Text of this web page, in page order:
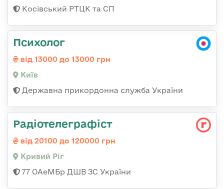
Косівський РТЦК та СП
Психолог
від 13000 до 13000 грн
Київ
Державна прикордонна служба України
Радіотелеграфіст
від 20100 до 120000 грн
Кривий Ріг
77 ОАеМБр ДШВ ЗС України